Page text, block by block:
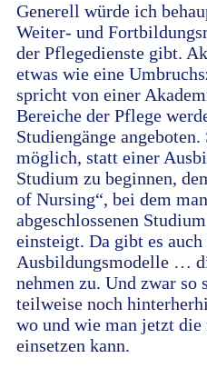
Generell würde ich
Weiter- und
der Pflegedienste gibt.
etwas wie eine
spricht von einer
Bereiche der Pflege
Studiengänge
möglich, statt einer
Studium zu beginnen,
of Nursing“, bei dem
abgeschlossenen
einsteigt. Da gibt es auch
Ausbildungsmodelle …
nehmen zu. Und zwar so
teilweise noch
wo und wie man jetzt die
einsetzen kann.